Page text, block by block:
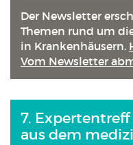
Der Newsletter
Themen rund um
in Kranken­häusern.
Vom Newsletter
7.
aus dem